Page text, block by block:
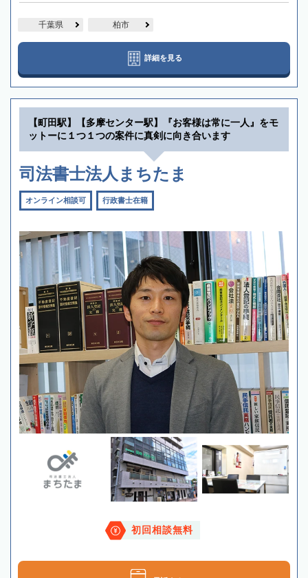
千葉県 柏市
詳細を見る
【町田駅】【多摩センター駅】『お客様は常に一人』をモ
ットーに１つ１つの案件に真剣に向き合います
司法書士法人まちたま
オンライン相談可 行政書士在籍
初回相談無料